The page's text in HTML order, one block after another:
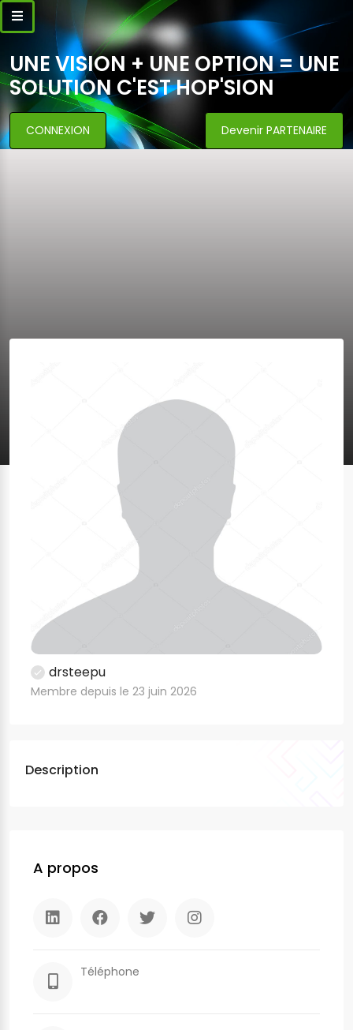
UNE VISION + UNE OPTION = UNE
SOLUTION C'EST HOP'SION
CONNEXION Devenir PARTENAIRE
drsteepu
Membre depuis le 23 juin 2026
Description
A propos
Téléphone